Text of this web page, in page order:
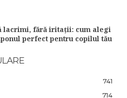
lacrimi, fără iritații: cum alegi
perfect pentru copilul tău
741
714